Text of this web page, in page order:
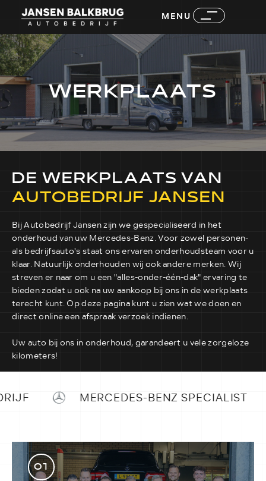
MENU
WERKPLAATS
DE WERKPLAATS VAN
AUTOBEDRIJF JANSEN
Bij Autobedrijf Jansen zijn we gespecialiseerd in het
onderhoud van uw Mercedes-Benz. Voor zowel personen-
als bedrijfsauto's staat ons ervaren onderhoudsteam voor u
klaar. Natuurlijk onderhouden wij ook andere merken. Wij
streven er naar om u een "alles-onder-één-dak" ervaring te
bieden zodat u ook na uw aankoop bij ons in de werkplaats
terecht kunt. Op deze pagina kunt u zien wat we doen en
direct online een afspraak verzoek indienen.
Uw auto bij ons in onderhoud, garandeert u vele zorgeloze
kilometers!
MERCEDES-BENZ SPECIALIST
01